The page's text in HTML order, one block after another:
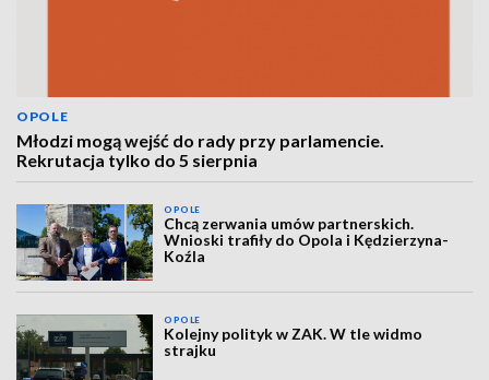
OPOLE
Młodzi mogą wejść do rady przy parlamencie.
Rekrutacja tylko do 5 sierpnia
OPOLE
Chcą zerwania umów partnerskich.
Wnioski trafiły do Opola i Kędzierzyna-
Koźla
OPOLE
Kolejny polityk w ZAK. W tle widmo
strajku